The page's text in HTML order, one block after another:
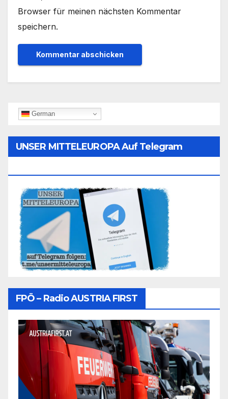
Browser für meinen nächsten Kommentar
speichern.
German
UNSER MITTELEUROPA Auf Telegram
FPÖ – Radio AUSTRIA FIRST